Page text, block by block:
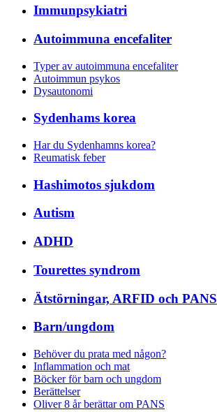
Immunpsykiatri
Autoimmuna encefaliter
Typer av autoimmuna encefaliter
Autoimmun psykos
Dysautonomi
Sydenhams korea
Har du Sydenhamns korea?
Reumatisk feber
Hashimotos sjukdom
Autism
ADHD
Tourettes syndrom
Ätstörningar, ARFID och PANS
Barn/ungdom
Behöver du prata med någon?
Inflammation och mat
Böcker för barn och ungdom
Berättelser
Oliver 8 år berättar om PANS